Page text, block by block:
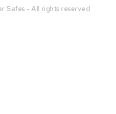
Safes - All rights reserved